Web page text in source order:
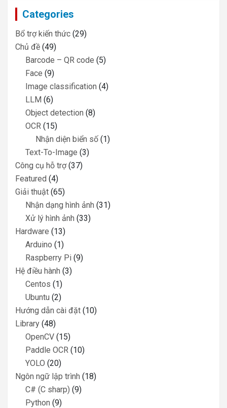
c
Categories
Bổ trợ kiến thức (29)
Chủ đề (49)
Barcode – QR code (5)
Face (9)
Image classification (4)
LLM (6)
Object detection (8)
OCR (15)
Nhận diện biển số (1)
Text-To-Image (3)
Công cụ hỗ trợ(37)
Featured (4)
Giải thuật (65)
Nhận dạng hình ảnh (31)
Xử lý hình ảnh (33)
Hardware (13)
Arduino (1)
Raspberry Pi (9)
Hệ điều hành (3)
Centos (1)
Ubuntu (2)
Hướng dẫn cài đặt (10)
Library (48)
OpenCV (15)
Paddle OCR (10)
YOLO (20)
Ngôn ngữ lập trình (18)
C# (C sharp) (9)
Python (9)